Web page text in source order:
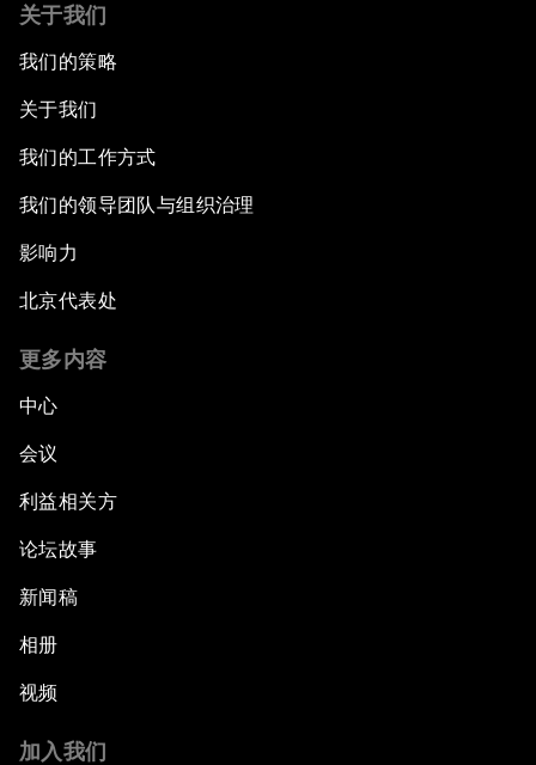
关于我们
我们的策略
关于我们
我们的工作方式
我们的领导团队与组织治理
影响力
北京代表处
更多内容
中心
会议
利益相关方
论坛故事
新闻稿
相册
视频
加入我们